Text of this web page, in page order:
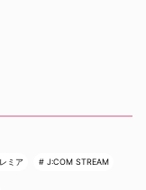
ミア J:COM STREAM